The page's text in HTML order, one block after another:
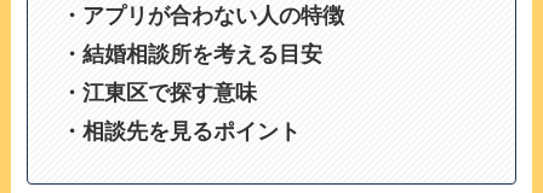
・アプリが合わない人の特徴
・結婚相談所を考える目安
・江東区で探す意味
・相談先を見るポイント